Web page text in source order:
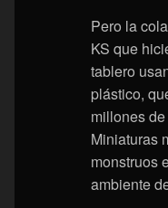
Pero la
KS que
tablero
plástico,
millones
Miniaturas
monstruos
ambiente